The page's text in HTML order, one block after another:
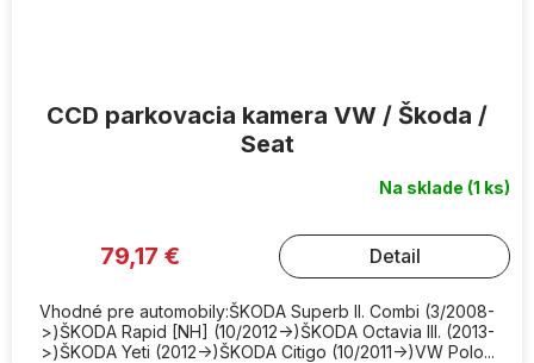
CCD parkovacia kamera VW / Škoda /
Seat
Na sklade (1 ks)
79,17 € Detail
Vhodné pre automobily:ŠKODA Superb II. Combi (3/2008-
>)ŠKODA Rapid [NH] (10/2012->)ŠKODA Octavia III. (2013-
>)ŠKODA Yeti (2012->)ŠKODA Citigo (10/2011->)VW Polo...